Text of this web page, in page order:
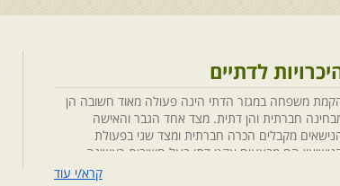
לדתיים
משפחה במגזר הדתי הינה פעולה מאוד חשובה הן
חברתית והן דתית. מצד אחד הגבר והאישה
מקבלים הכרה חברתית ומצד שני בפעולת
הם מבצעים אקט דתי בעל חשיבות ראשונה
במעלה. חשוב לציין בהקשר זה שגם הגורמים למפגשקרא/י עוד